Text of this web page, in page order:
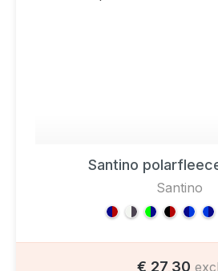
Santino
Santino
€ 27,30